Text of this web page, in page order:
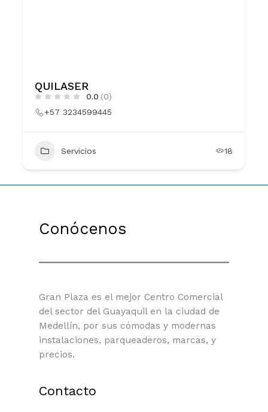
QUILASER
0.0 (0)
+57 3234599445
Servicios 18
Conócenos
Gran Plaza es el mejor Centro Comercial
del sector del Guayaquil en la ciudad de
Medellín, por sus cómodas y modernas
instalaciones, parqueaderos, marcas, y
precios.
Contacto